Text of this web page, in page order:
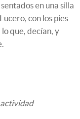
en una silla
con los pies
que, decían, y